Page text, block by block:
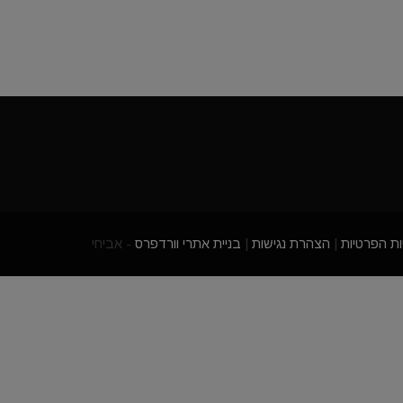
הפרטיות הצהרת נגישות בניית אתרי וורדפרס - אביחי